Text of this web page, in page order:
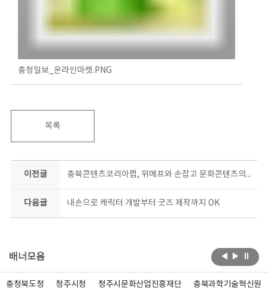
충청일보_온라인마켓.PNG
목록
이전글 충북콘텐츠코리아랩, 위메프와 손잡고 문화콘텐츠의 온라인 시장 개척
다음글 내손으로 캐릭터 개발부터 굿즈 제작까지 OK
배너모음
충청북도청 청주시청 청주시문화산업진흥재단 충북과학기술혁신원